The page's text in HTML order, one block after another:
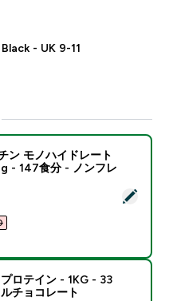
- UK 9-11
クレアチン モノハイドレ
ン モノハイドレート
- 147食分 - ノンフレ
price
ロテイン - 1KG - 33
チョコレート